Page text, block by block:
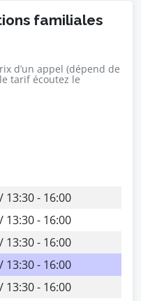
familiales
d’un appel (dépend de
tarif écoutez le
13:30 - 16:00
13:30 - 16:00
13:30 - 16:00
13:30 - 16:00
13:30 - 16:00